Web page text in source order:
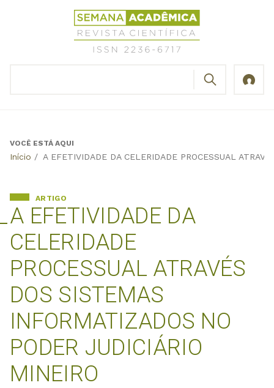
Revista
Científica
Semana
Back
VOCÊ ESTÁ AQUI
Início / A EFETIVIDADE DA CELERIDADE PROCESSUAL
A EFETIVIDADE DA
CELERIDADE
PROCESSUAL ATRAVÉS
DOS SISTEMAS
INFORMATIZADOS NO
PODER JUDICIÁRIO
MINEIRO
ARTIGO